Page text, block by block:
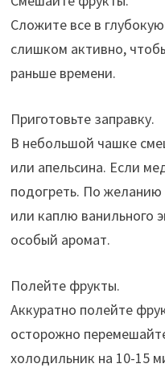
Сложите все в
слишком активно,
раньше времени.
Приготовьте заправку.
В небольшой чашке
или апельсина. Если
подогреть. По
или каплю ванильного
особый аромат.
Полейте фрукты.
Аккуратно полейте
осторожно
холодильник на 10-15